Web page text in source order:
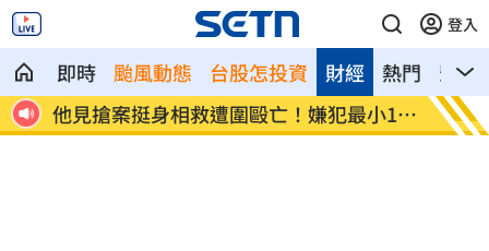
登入
即時 颱風動態 台股怎投資 熱門 影音
財經
發 他見搶案挺身相救遭圍毆亡！嫌犯最小12
歲
扣款